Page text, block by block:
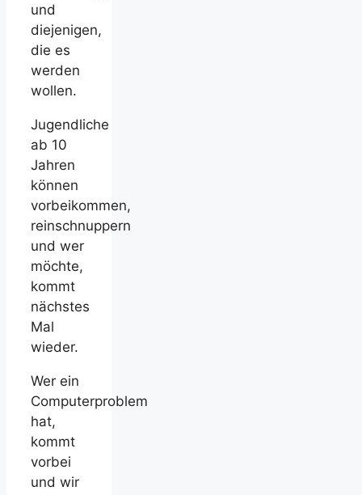
und
diejenigen,
die es
werden
wollen.
Jugendliche
ab 10
Jahren
können
vorbeikommen,
reinschnuppern
und wer
möchte,
kommt
nächstes
Mal
wieder.
Wer ein
Computerproblem
hat,
kommt
vorbei
und wir